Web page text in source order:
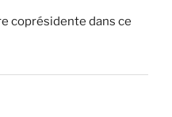
coprésidente dans ce